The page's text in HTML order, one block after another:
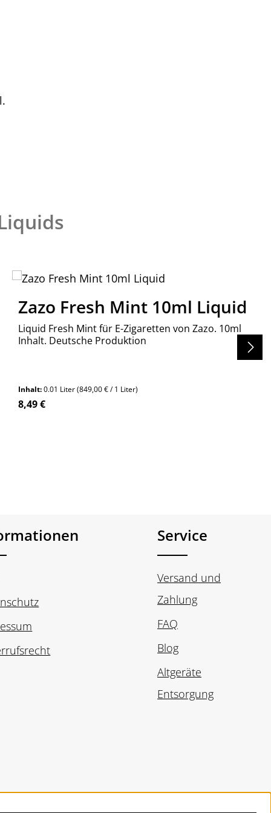
Zazo Fresh Mint 10ml Liquid
Liquid Fresh Mint für E-Zigaretten von Zazo. 10ml
Inhalt. Deutsche Produktion
Inhalt:0.01 Liter(849,00 € / 1 Liter)
Regulärer Preis:
8,49 €
Service
Versand und
Zahlung
FAQ
Blog
Altgeräte
Entsorgung